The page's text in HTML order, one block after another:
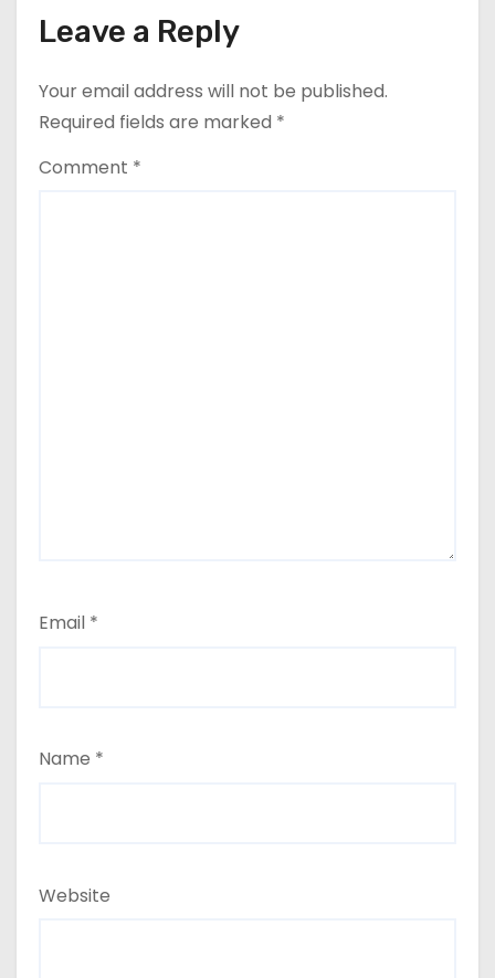
n
Leave a Reply
Your email address will not be published.
Required fields are marked *
Comment *
Email *
Name *
Website